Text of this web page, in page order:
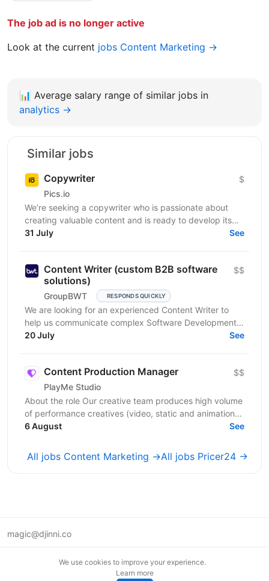
The job ad is no longer active
Look at the current jobs Content Marketing →
📊 Average salary range of similar jobs in
analytics →
Similar jobs
Copywriter
Pics.io
$
We’re seeking a copywriter who is passionate about
creating valuable content and is ready to develop its
31 July See
Content Writer (custom B2B software
solutions)
GroupBWT RESPONDS QUICKLY
$$
We are looking for an experienced Content Writer to
help us communicate complex Software Development,
Data Engineering and AI services to international B2B...
20 July See
Content Production Manager
PlayMe Studio
$$
About the role Our creative team produces high volume
of performance creatives (video, static and animation)
for several product teams and user acquisition,...
6 August See
All jobs Content Marketing →All jobs Pricer24 →
magic@djinni.co
We use cookies to improve your experience.
Learn more